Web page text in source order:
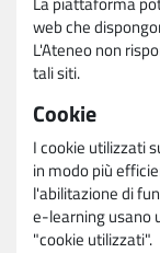
web che
L'Ateneo non
tali siti.
Cookie
I cookie utilizzati
in modo più
l'abilitazione di
e-learning usano
"cookie utilizzati".